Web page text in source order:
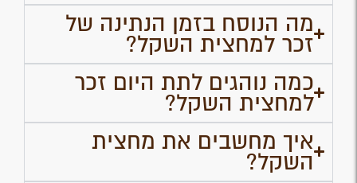
מה הנוסח בזמן הנתינה של
זכר למחצית השקל?
כמה נוהגים לתת היום זכר
למחצית השקל?
איך מחשבים את מחצית
השקל?